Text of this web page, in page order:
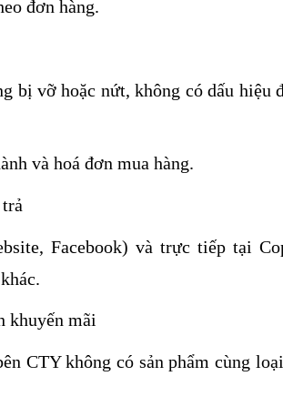
đơn hàng.
bị vỡ hoặc nứt, không có dấu hiệu
và hoá đơn mua hàng.
Facebook) và trực tiếp tại
khuyến mãi
CTY không có sản phẩm cùng